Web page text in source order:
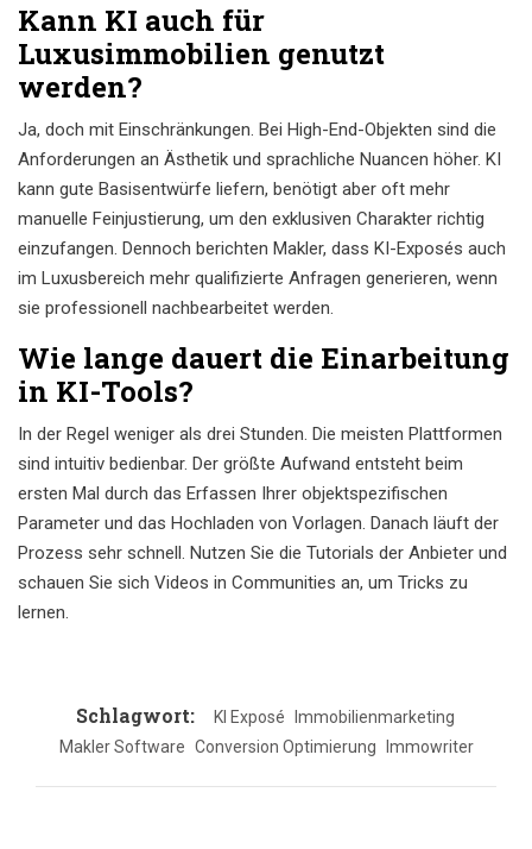
Kann KI auch für
Luxusimmobilien genutzt
werden?
Ja, doch mit Einschränkungen. Bei High-End-Objekten sind die
Anforderungen an Ästhetik und sprachliche Nuancen höher. KI
kann gute Basisentwürfe liefern, benötigt aber oft mehr
manuelle Feinjustierung, um den exklusiven Charakter richtig
einzufangen. Dennoch berichten Makler, dass KI-Exposés auch
im Luxusbereich mehr qualifizierte Anfragen generieren, wenn
sie professionell nachbearbeitet werden.
Wie lange dauert die Einarbeitung
in KI-Tools?
In der Regel weniger als drei Stunden. Die meisten Plattformen
sind intuitiv bedienbar. Der größte Aufwand entsteht beim
ersten Mal durch das Erfassen Ihrer objektspezifischen
Parameter und das Hochladen von Vorlagen. Danach läuft der
Prozess sehr schnell. Nutzen Sie die Tutorials der Anbieter und
schauen Sie sich Videos in Communities an, um Tricks zu
lernen.
Schlagwort: KI Exposé
Immobilienmarketing
Makler Software Conversion Optimierung Immowriter